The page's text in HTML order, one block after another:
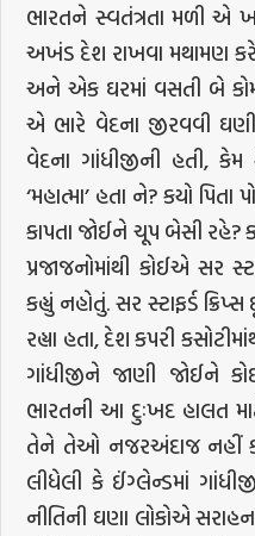
ભારતને સ્વતંત્રતા મળી
અખંડ દેશ રાખવા મથામણ
અને એક ઘરમાં વસતી બે કોમ
એ ભારે વેદના જીરવવી
વેદના ગાંધીજીની હતી,
‘મહાત્મા’ હતા ને? કયો
કાપતા જોઈને ચૂપ બેસી રહે?
પ્રજાજનોમાંથી કોઈએ સર
કહ્યું નહોતું. સર સ્ટાફર્ડ
રહ્યા હતા, દેશ કપરી
ગાંધીજીને જાણી જોઈને
ભારતની આ દુઃખદ હાલત
તેને તેઓ નજરઅંદાજ નહીં
લીધેલી કે ઈંગ્લેન્ડમાં
નીતિની ઘણા લોકોએ